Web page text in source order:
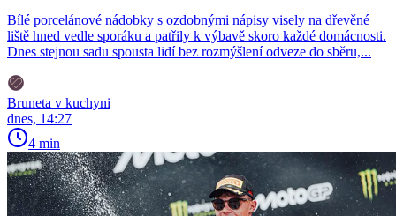
Bílé porcelánové nádobky s ozdobnými nápisy visely na dřevěné
liště hned vedle sporáku a patřily k výbavě skoro každé domácnosti.
Dnes stejnou sadu spousta lidí bez rozmýšlení odveze do sběru,...
Bruneta v kuchyni
dnes, 14:27
4 min